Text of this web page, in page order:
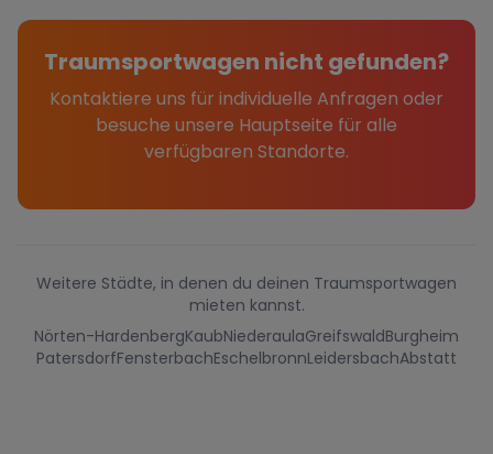
Traumsportwagen nicht gefunden?
Kontaktiere uns für individuelle Anfragen oder
besuche unsere Hauptseite für alle
verfügbaren Standorte.
Weitere Städte, in denen du deinen Traumsportwagen
mieten kannst.
Nörten-HardenbergKaubNiederaulaGreifswaldBurgheim
PatersdorfFensterbachEschelbronnLeidersbachAbstatt